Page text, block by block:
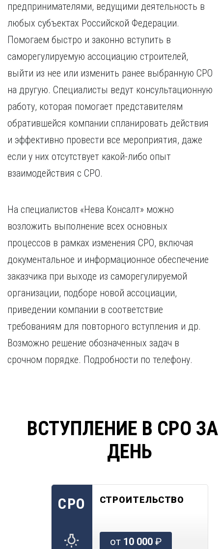
предпринимателями, ведущими деятельность в
любых субъектах Российской Федерации.
Помогаем быстро и законно вступить в
саморегулируемую ассоциацию строителей,
выйти из нее или изменить ранее выбранную СРО
на другую. Специалисты ведут консультационную
работу, которая помогает представителям
обратившейся компании спланировать действия
и эффективно провести все мероприятия, даже
если у них отсутствует какой-либо опыт
взаимодействия с СРО.
На специалистов «Нева Консалт» можно
возложить выполнение всех основных
процессов в рамках изменения СРО, включая
документальное и информационное обеспечение
заказчика при выходе из саморегулируемой
организации, подборе новой ассоциации,
приведении компании в соответствие
требованиям для повторного вступления и др.
Возможно решение обозначенных задач в
срочном порядке. Подробности по телефону.
ВСТУПЛЕНИЕ В СРО
ДЕНЬ
СРО СТРОИТЕЛЬСТВО
от 10 000₽